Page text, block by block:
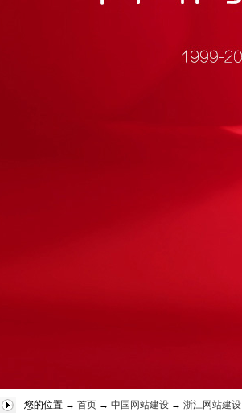
您的位置 → 首页 → 中国网站建设 → 浙江网站建设